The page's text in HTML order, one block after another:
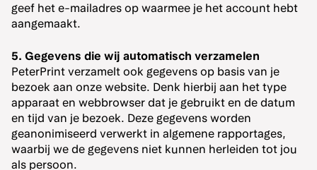
geef het e-mailadres op waarmee je het account hebt
aangemaakt.
5. Gegevens die wij automatisch verzamelen
PeterPrint verzamelt ook gegevens op basis van je
bezoek aan onze website. Denk hierbij aan het type
apparaat en webbrowser dat je gebruikt en de datum
en tijd van je bezoek. Deze gegevens worden
geanonimiseerd verwerkt in algemene rapportages,
waarbij we de gegevens niet kunnen herleiden tot jou
als persoon.